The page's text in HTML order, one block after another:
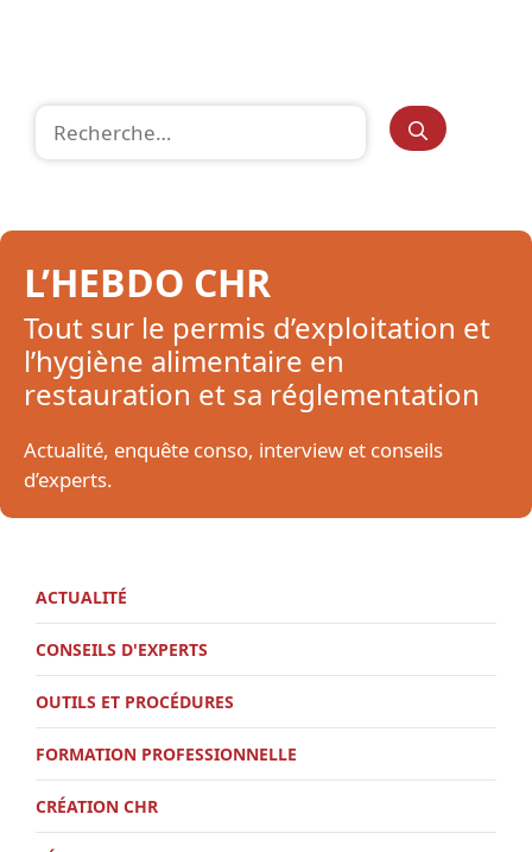
L’HEBDO CHR
Tout sur le permis d’exploitation et
l’hygiène alimentaire en
restauration et sa réglementation
Actualité, enquête conso, interview et conseils
d’experts.
ACTUALITÉ
CONSEILS D'EXPERTS
OUTILS ET PROCÉDURES
FORMATION PROFESSIONNELLE
CRÉATION CHR